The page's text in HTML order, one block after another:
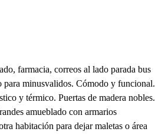
farmacia, correos al lado parada bus
para minusvalidos. Cómodo y funcional.
y térmico. Puertas de madera nobles.
amueblado con armarios
habitación para dejar maletas o área